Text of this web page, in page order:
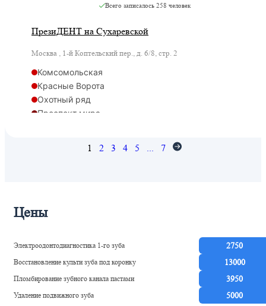
Всего записалось 258 человек
ПрезиДЕНТ на Сухаревской
Москва , 1-й Коптельский пер., д. 6/8, стр. 2
Комсомольская
Красные Ворота
Охотный ряд
Проспект мира
Сухаревская
1 2 3 4 5 7
Цены
Электроодонтодиагностика 1-го зуба 2750
Восстановление культи зуба под коронку 13000
Пломбирование зубного канала пастами 3950
Удаление подвижного зуба 5000